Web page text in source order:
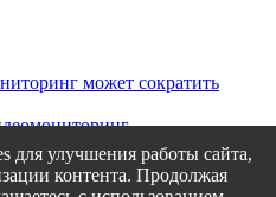
может сократить
видеомониторинга
видеомониторинг?
видеомониторинг
улучшения работы сайта,
контента. Продолжая